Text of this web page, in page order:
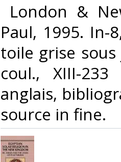
London &
Paul, 1995. In-
toile grise
coul., XIII-
anglais,
source in fine. ‎